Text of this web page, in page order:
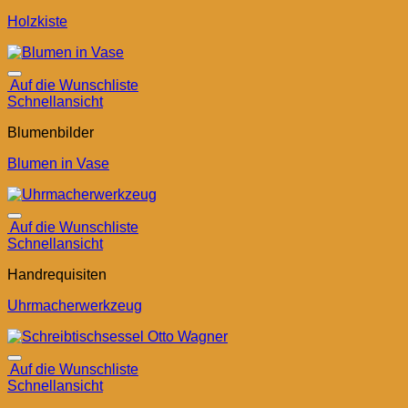
Holzkiste
Auf die Wunschliste
Schnellansicht
Blumenbilder
Blumen in Vase
Auf die Wunschliste
Schnellansicht
Handrequisiten
Uhrmacherwerkzeug
Auf die Wunschliste
Schnellansicht